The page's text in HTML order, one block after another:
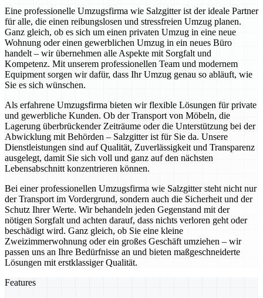
Eine professionelle Umzugsfirma wie Salzgitter ist der ideale Partner
für alle, die einen reibungslosen und stressfreien Umzug planen.
Ganz gleich, ob es sich um einen privaten Umzug in eine neue
Wohnung oder einen gewerblichen Umzug in ein neues Büro
handelt – wir übernehmen alle Aspekte mit Sorgfalt und
Kompetenz. Mit unserem professionellen Team und modernem
Equipment sorgen wir dafür, dass Ihr Umzug genau so abläuft, wie
Sie es sich wünschen.
Als erfahrene Umzugsfirma bieten wir flexible Lösungen für private
und gewerbliche Kunden. Ob der Transport von Möbeln, die
Lagerung überbrückender Zeiträume oder die Unterstützung bei der
Abwicklung mit Behörden – Salzgitter ist für Sie da. Unsere
Dienstleistungen sind auf Qualität, Zuverlässigkeit und Transparenz
ausgelegt, damit Sie sich voll und ganz auf den nächsten
Lebensabschnitt konzentrieren können.
Bei einer professionellen Umzugsfirma wie Salzgitter steht nicht nur
der Transport im Vordergrund, sondern auch die Sicherheit und der
Schutz Ihrer Werte. Wir behandeln jeden Gegenstand mit der
nötigen Sorgfalt und achten darauf, dass nichts verloren geht oder
beschädigt wird. Ganz gleich, ob Sie eine kleine
Zweizimmerwohnung oder ein großes Geschäft umziehen – wir
passen uns an Ihre Bedürfnisse an und bieten maßgeschneiderte
Lösungen mit erstklassiger Qualität.
Features